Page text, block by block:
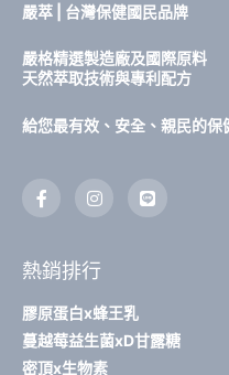
嚴萃 | 台灣保健國民品牌
嚴格精選製造廠及國際原料
天然萃取技術與專利配方
給您最有效、安全、親民的保
F
a
b
o
k
-
f
I
n
a
g
a
m
L
i
熱銷排行
膠原蛋白x蜂王乳
蔓越莓益生菌xD甘露糖
密頂x生物素